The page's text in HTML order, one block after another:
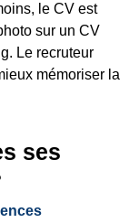
le CV est
sur un CV
Le recruteur
mémoriser la
ses